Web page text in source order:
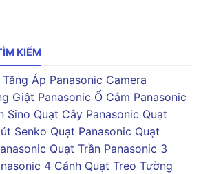
KIẾM
Tăng Áp Panasonic Camera
Giật Panasonic Ổ Cắm Panasonic
Sino Quạt Cây Panasonic Quạt
Senko Quạt Panasonic Quạt
Quạt Trần Panasonic 3
4 Cánh Quạt Treo Tường